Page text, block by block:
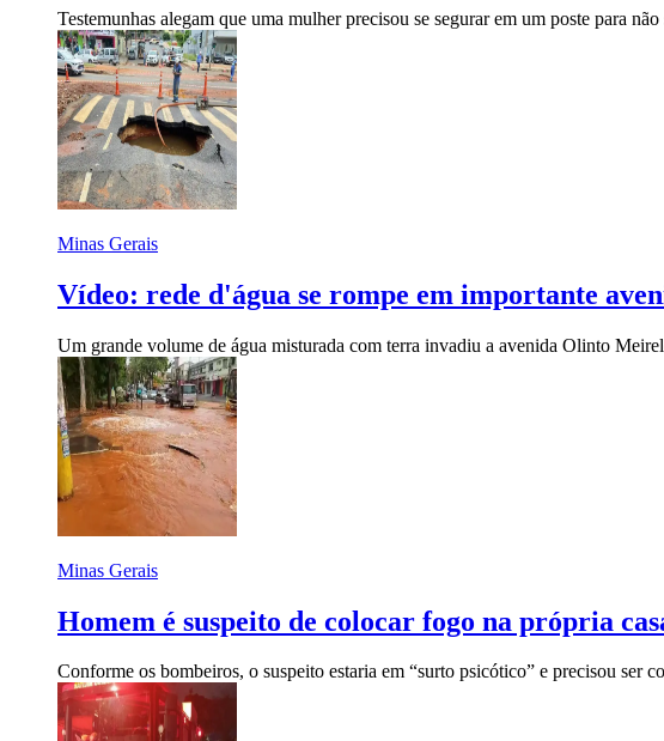
Testemunhas alegam que uma mulher precisou se segurar em um poste para
Minas Gerais
Vídeo: rede d'água se rompe em importante
Um grande volume de água misturada com terra invadiu a avenida Olinto
Minas Gerais
Homem é suspeito de colocar fogo na própria
Conforme os bombeiros, o suspeito estaria em “surto psicótico” e precisou ser